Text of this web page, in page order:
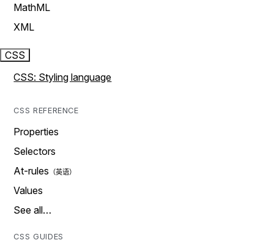
MathML
XML
CSS
CSS: Styling language
CSS REFERENCE
Properties
Selectors
At-rules
Values
See all…
CSS GUIDES